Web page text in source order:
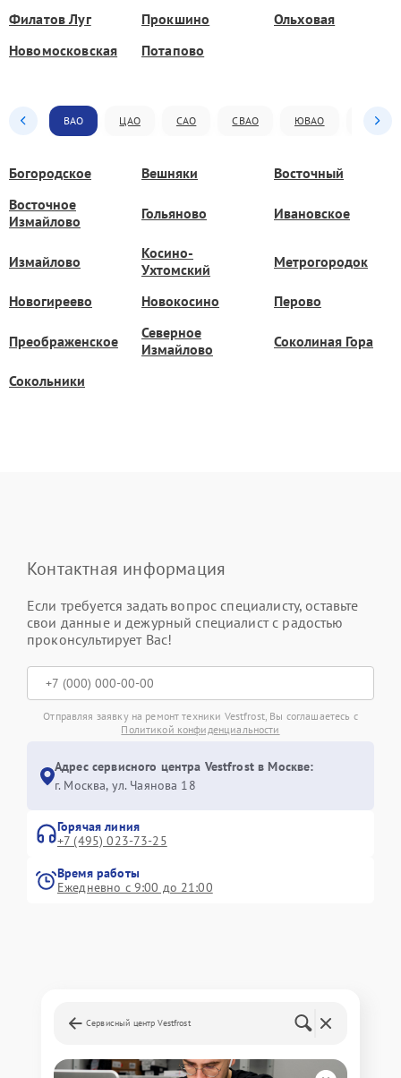
Филатов Луг Прокшино
Ольховая
Новомосковская
Потапово
ВАО ЦАО САО СВАО ЮВАО ЮАО
Богородское Вешняки
Восточный
Восточное
Измайлово
Гольяново Ивановское
Измайлово
Косино-
Ухтомский
Метрогородок
Новогиреево Новокосино Перово
Преображенское
Северное
Измайлово
Соколиная Гора
Сокольники
Контактная информация
Если требуется задать вопрос специалисту, оставьте
свои данные и дежурный специалист с радостью
проконсультирует Вас!
Отправляя заявку на ремонт техники Vestfrost, Вы соглашаетесь с
Политикой конфиденциальности
Адрес сервисного центра Vestfrost в Москве:
г. Москва, ул. Чаянова 18
Горячая линия
+7 (495) 023-73-25
Время работы
Ежедневно с 9:00 до 21:00
Сервисный центр Vestfrost